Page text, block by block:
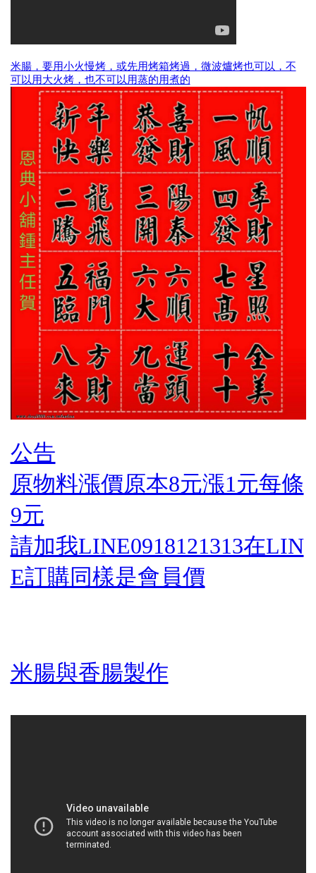
米腸，要用小火慢烤，或先用烤箱烤過，微波爐烤也可以，不
可以用大火烤，也不可以用蒸的用煮的
公告
原物料漲價原本8元漲1元每條
9元
請加我LINE0918121313在LIN
E訂購同樣是會員價
米腸與香腸製作